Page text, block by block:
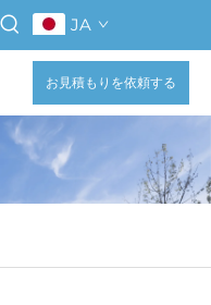
JA
お見積もりを依頼する